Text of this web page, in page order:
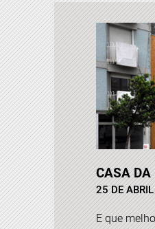
CASA
25 DE
E que